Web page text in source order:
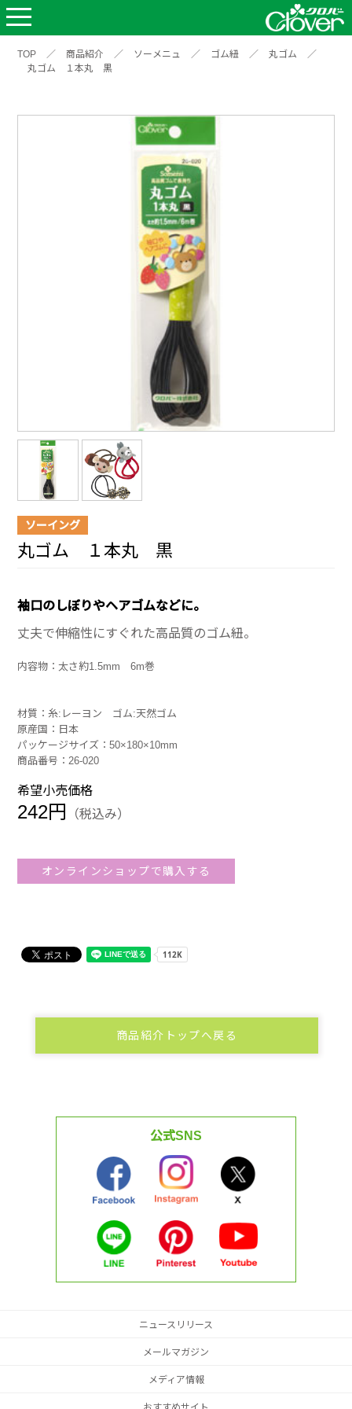
TOP ／ 商品紹介 ／ ソーメニュ ／ ゴム紐 ／ 丸ゴム
／
丸ゴム １本丸 黒
ソーイング
丸ゴム １本丸 黒
袖口のしぼりやヘアゴムなどに。
丈夫で伸縮性にすぐれた高品質のゴム紐。
内容物：太さ約1.5mm 6m巻
材質：糸:レーヨン ゴム:天然ゴム
原産国：日本
パッケージサイズ：50×180×10mm
商品番号：26-020
希望小売価格
242円 （税込み）
オンラインショップで購入する
商品紹介トップへ戻る
公式SNS
ニュースリリース
メールマガジン
メディア情報